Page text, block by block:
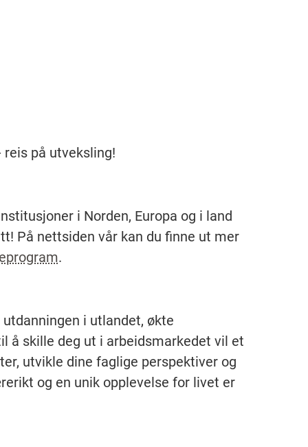
på utveksling!
i Norden, Europa og i land
På nettsiden vår kan du finne ut mer
.
i utlandet, økte
å skille deg ut i arbeidsmarkedet vil et
utvikle dine faglige perspektiver og
og en unik opplevelse for livet er